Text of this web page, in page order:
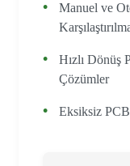
Manuel ve
Hızlı Dönüş
Çözümler
Eksiksiz